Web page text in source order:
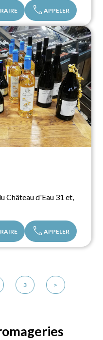
call APPELER
Château d'Eau 31 et,
call APPELER
3 >